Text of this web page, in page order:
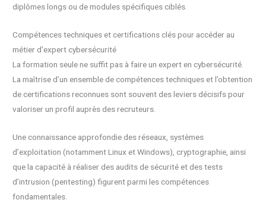
diplômes longs ou de modules spécifiques ciblés.
Compétences techniques et certifications clés pour accéder au
métier d’expert cybersécurité
La formation seule ne suffit pas à faire un expert en cybersécurité.
La maîtrise d’un ensemble de compétences techniques et l’obtention
de certifications reconnues sont souvent des leviers décisifs pour
valoriser un profil auprès des recruteurs.
Une connaissance approfondie des réseaux, systèmes
d’exploitation (notamment Linux et Windows), cryptographie, ainsi
que la capacité à réaliser des audits de sécurité et des tests
d’intrusion (pentesting) figurent parmi les compétences
fondamentales.